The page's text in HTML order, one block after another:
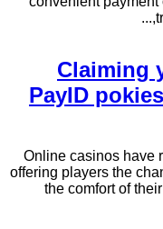
Claiming
PayID
Online casinos have
offering players the
the comfort of